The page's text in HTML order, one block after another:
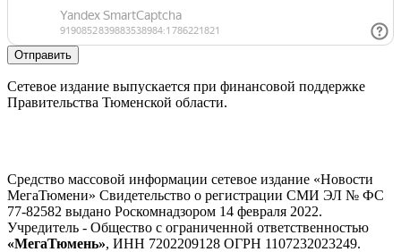
Отправить
Сетевое издание выпускается при финансовой поддержке
Правительства Тюменской области.
Средство массовой информации сетевое издание «Новости
МегаТюмени» Свидетельство о регистрации СМИ ЭЛ № ФС
77-82582 выдано Роскомнадзором 14 февраля 2022.
Учредитель - Общество с ограниченной ответственностью
«МегаТюмень», ИНН 7202209128 ОГРН 1107232023249.